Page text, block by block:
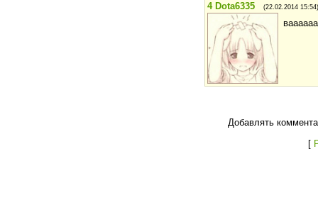
4 Dota6335 (22.02.2014 15:54)
Добавлять
[